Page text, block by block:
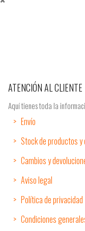
ATENCIÓN AL CLIENTE
Aquí tienes toda la
Envío
Stock de productos y
Cambios y
Aviso legal
Política de privacidad
Condiciones